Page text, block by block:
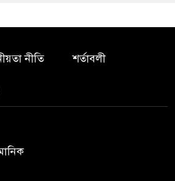
নীতি শর্তাবলী